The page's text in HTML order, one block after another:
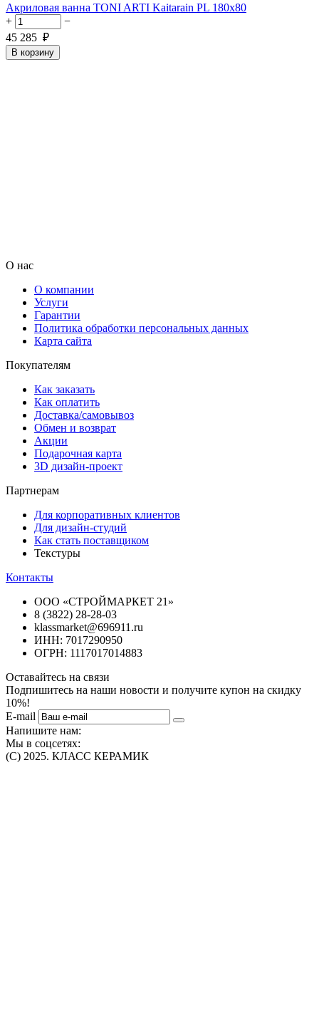
Акриловая ванна TONI ARTI Kaitarain PL 180x80
+
−
45 285 ₽
В корзину
О нас
О компании
Услуги
Гарантии
Политика обработки персональных данных
Карта сайта
Покупателям
Как заказать
Как оплатить
Доставка/самовывоз
Обмен и возврат
Акции
Подарочная карта
3D дизайн-проект
Партнерам
Для корпоративных клиентов
Для дизайн-студий
Как стать поставщиком
Текстуры
Контакты
ООО «СТРОЙМАРКЕТ 21»
8 (3822) 28-28-03
klassmarket@696911.ru
ИНН: 7017290950
ОГРН: 1117017014883
Оставайтесь на связи
Подпишитесь на наши новости и получите купон на скидку
10%!
E-mail
Напишите нам:
Мы в соцсетях:
(C) 2025. КЛАСС КЕРАМИК